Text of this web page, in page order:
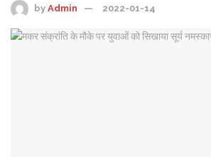
by Admin 2022-01-14